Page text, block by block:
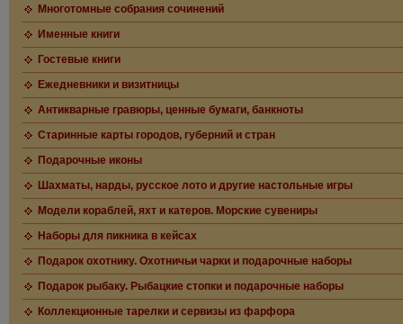
Многотомные собрания сочинений
Именные книги
Гостевые книги
Ежедневники и визитницы
Антикварные гравюры, ценные бумаги, банкноты
Старинные карты городов, губерний и стран
Подарочные иконы
Шахматы, нарды, русское лото и другие настольные игры
Модели кораблей, яхт и катеров. Морские сувениры
Наборы для пикника в кейсах
Подарок охотнику. Охотничьи чарки и подарочные наборы
Подарок рыбаку. Рыбацкие стопки и подарочные наборы
Коллекционные тарелки и сервизы из фарфора